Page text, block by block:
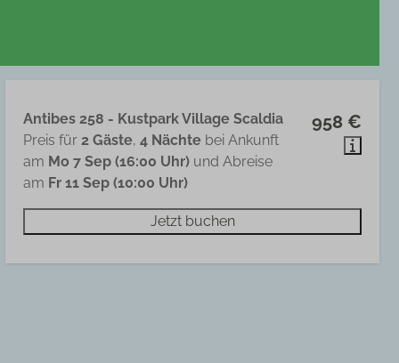
958 €
Antibes 258 - Kustpark Village Scaldia
Preis für 2 Gäste, 4 Nächte bei Ankunft
am Mo 7 Sep (16:00 Uhr) und Abreise
am Fr 11 Sep (10:00 Uhr)
Jetzt buchen